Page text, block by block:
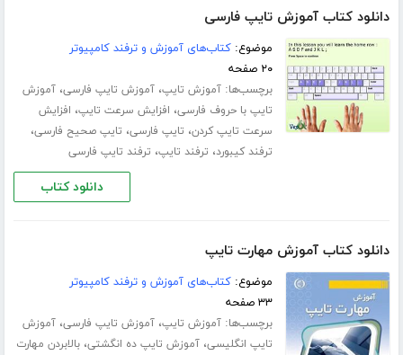
دانلود کتاب آموزش تایپ فارسی
موضوع:کتاب‌های آموزش و ترفند کامپیوتر
۲۰ صفحه
برچسب‌ها:آموزش تایپ،آموزش تایپ فارسی،آموزش
تایپ با حروف فارسی، افزایش سرعت تایپ، افزایش
سرعت تایپ کردن، تایپ فارسی، تایپ صحیح فارسی،
ترفند کیبورد، ترفند تایپ، ترفند تایپ فارسی
دانلود کتاب
دانلود کتاب آموزش مهارت تایپ
موضوع:کتاب‌های آموزش و ترفند کامپیوتر
۳۳ صفحه
برچسب‌ها:آموزش تایپ،آموزش تایپ فارسی،آموزش
تایپ انگلیسی،آموزش تایپ ده انگشتی،بالابردن مهارت